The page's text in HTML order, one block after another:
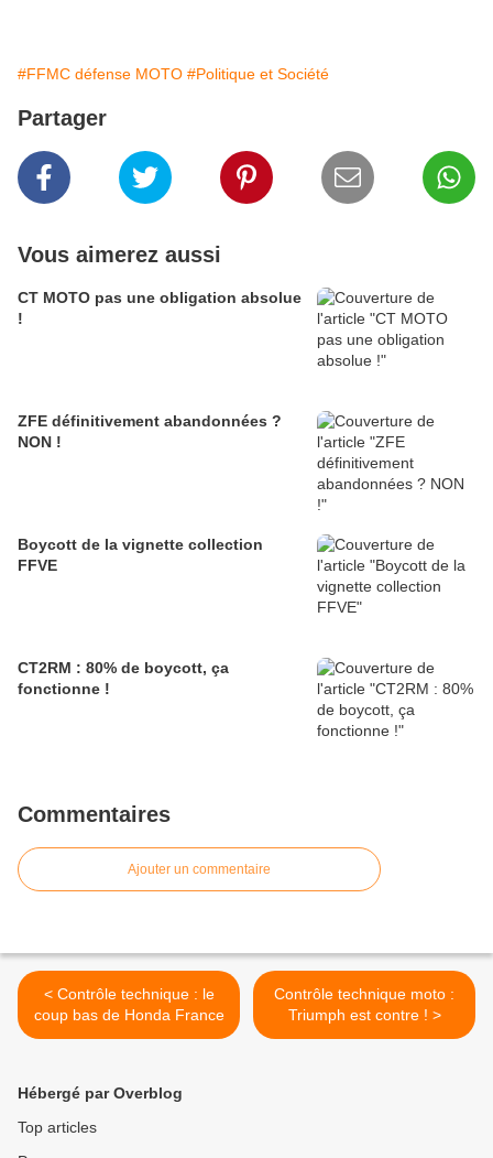
#FFMC défense MOTO #Politique et Société
Partager
Vous aimerez aussi
CT MOTO pas une obligation absolue
!
ZFE définitivement abandonnées ?
NON !
Boycott de la vignette collection
FFVE
CT2RM : 80% de boycott, ça
fonctionne !
Commentaires
Ajouter un commentaire
< Contrôle technique : le
coup bas de Honda France
Contrôle technique moto :
Triumph est contre ! >
Hébergé par Overblog
Top articles